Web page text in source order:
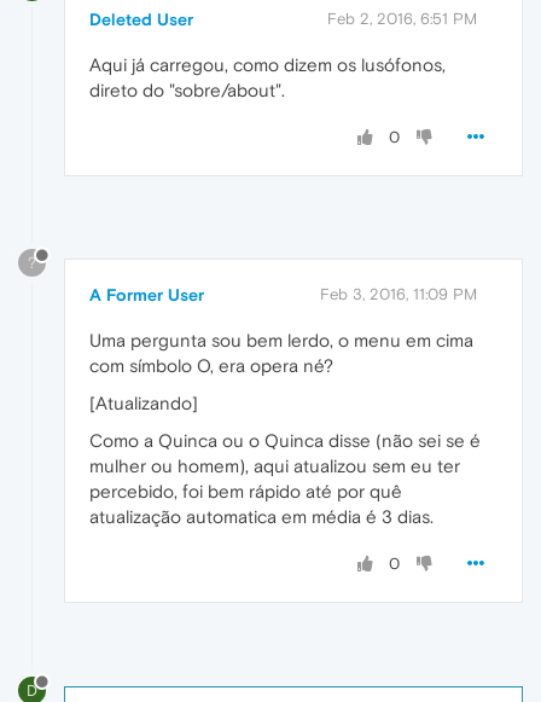
Deleted User Feb 2, 2016, 6:51 PM
Aqui já carregou, como dizem os lusófonos,
direto do "sobre/about".
0
?
A Former User Feb 3, 2016, 11:09 PM
Uma pergunta sou bem lerdo, o menu em cima
com símbolo O, era opera né?
[Atualizando]
Como a Quinca ou o Quinca disse (não sei se é
mulher ou homem), aqui atualizou sem eu ter
percebido, foi bem rápido até por quê
atualização automatica em média é 3 dias.
0
D